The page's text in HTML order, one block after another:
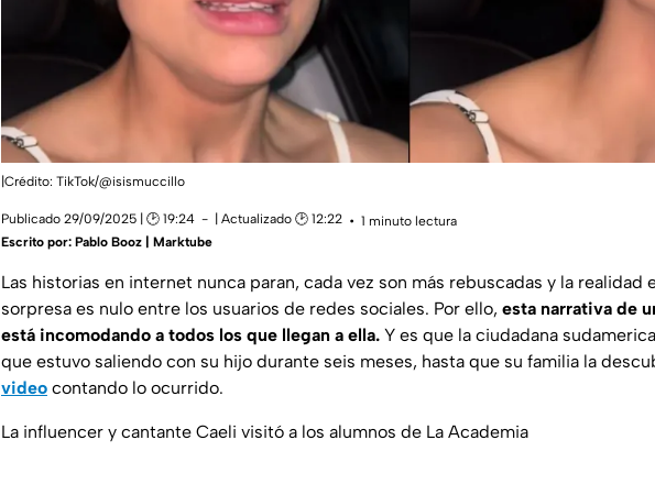
|Crédito: TikTok/@isismuccillo
Publicado 29/09/2025 | 🕑 19:24 | Actualizado 🕑 12:22
1 minuto lectura
Escrito por: Pablo Booz | Marktube
Las historias en internet nunca paran, cada vez son más rebuscadas y la realidad
sorpresa es nulo entre los usuarios de redes sociales. Por ello, esta narrativa de
está incomodando a todos los que llegan a ella. Y es que la ciudadana
que estuvo saliendo con su hijo durante seis meses, hasta que su familia la
video contando lo ocurrido.
La influencer y cantante Caeli visitó a los alumnos de La Academia